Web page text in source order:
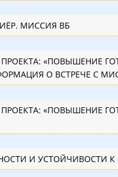
МИССИЯ ВБ
К СТИХИЙНЫМ БЕДСТВИЯМ В
ИНФОРМАЦИЯ О ВСТРЕЧЕ
К СТИХИЙНЫМ БЕДСТВИЯМ В